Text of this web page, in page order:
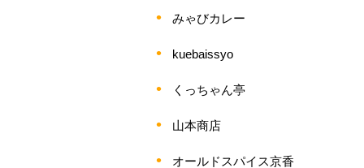
みゃびカレー
kuebaissyo
くっちゃん亭
山本商店
オールドスパイス京香